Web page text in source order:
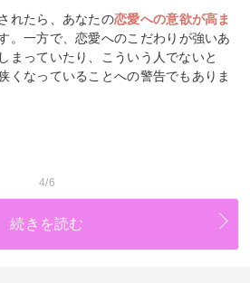
れたら、あなたの恋愛への意欲が高ま
。一方で、恋愛へのこだわりが強いあ
まっていたり、こういう人でないと
なっていることへの警告でもありま
4/6
続きを読む